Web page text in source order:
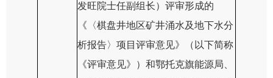
发旺院士任副组长）评审形成的
《〈棋盘井地区矿井涌水及地下水分
析报告〉项目评审意见》（以下简称
《评审意见》）和鄂托克旗能源局、